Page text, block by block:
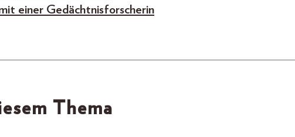
einer Gedächtnisforscherin
Thema